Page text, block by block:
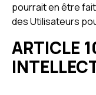
pourrait en être
des Utilisateurs
ARTICLE